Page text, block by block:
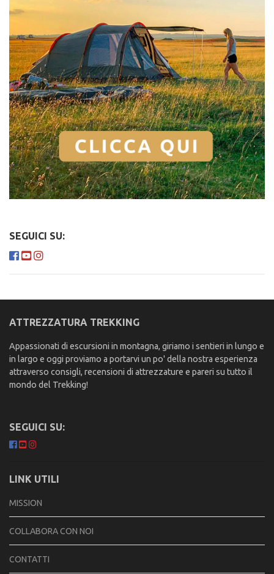
SEGUICI SU:
ATTREZZATURA TREKKING
Appassionati di escursioni in montagna, giriamo i sentieri in lungo e
in largo e oggi proviamo a portarvi un po' della nostra esperienza
attraverso consigli, recensioni di attrezzature e pareri su tutto il
mondo del Trekking!
SEGUICI SU:
LINK UTILI
MISSION
COLLABORA CON NOI
CONTATTI